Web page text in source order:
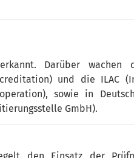
Darüber wachen
und die ILAC
sowie in
GmbH).